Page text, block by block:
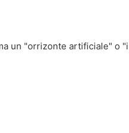
un "orrizonte artificiale" o